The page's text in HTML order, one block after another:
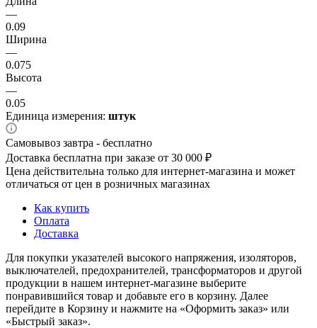
—
0.09
Ширина
—
0.075
Высота
—
0.05
Единица измерения: штук
Самовывоз завтра - бесплатно
Доставка бесплатна при заказе от 30 000 ₽
Цена действительна только для интернет-магазина и может
отличаться от цен в розничных магазинах
Как купить
Оплата
Доставка
Для покупки указателей высокого напряжения, изоляторов,
выключателей, предохранителей, трансформаторов и другой
продукции в нашем интернет-магазине выберите
понравившийся товар и добавьте его в корзину. Далее
перейдите в Корзину и нажмите на «Оформить заказ» или
«Быстрый заказ».